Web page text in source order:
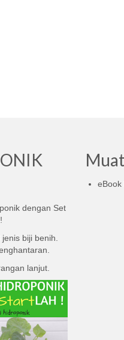
dengan Set
biji benih.
lanjut.
eBook